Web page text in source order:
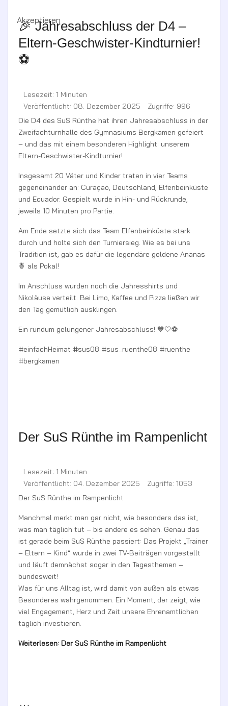
🎉 Jahresabschluss der D4 –
Eltern-Geschwister-Kindturnier!
⚽️
Lesezeit: 1 Minuten
Veröffentlicht: 08. Dezember 2025
Zugriffe: 996
Die D4 des SuS Rünthe hat ihren Jahresabschluss in der
Zweifachturnhalle des Gymnasiums Bergkamen gefeiert
– und das mit einem besonderen Highlight: unserem
Eltern-Geschwister-Kindturnier!
Insgesamt 20 Väter und Kinder traten in vier Teams
gegeneinander an: Curaçao, Deutschland, Elfenbeinküste
und Ecuador. Gespielt wurde in Hin- und Rückrunde,
jeweils 10 Minuten pro Partie.
Am Ende setzte sich das Team Elfenbeinküste stark
durch und holte sich den Turniersieg. Wie es bei uns
Tradition ist, gab es dafür die legendäre goldene Ananas
🍍 als Pokal!
Im Anschluss wurden noch die Jahresshirts und
Nikoläuse verteilt. Bei Limo, Kaffee und Pizza ließen wir
den Tag gemütlich ausklingen.
Ein rundum gelungener Jahresabschluss! 💙🤍⚽️
#einfachHeimat #sus08 #sus_ruenthe08 #ruenthe
#bergkamen
Der SuS Rünthe im Rampenlicht
Lesezeit: 1 Minuten
Veröffentlicht: 04. Dezember 2025
Zugriffe: 1053
Der SuS Rünthe im Rampenlicht
Manchmal merkt man gar nicht, wie besonders das ist,
was man täglich tut – bis andere es sehen. Genau das
ist gerade beim SuS Rünthe passiert: Das Projekt „Trainer
– Eltern – Kind“ wurde in zwei TV-Beiträgen vorgestellt
und läuft demnächst sogar in den Tagesthemen –
bundesweit!
Was für uns Alltag ist, wird damit von außen als etwas
Besonderes wahrgenommen. Ein Moment, der zeigt, wie
viel Engagement, Herz und Zeit unsere Ehrenamtlichen
täglich investieren.
Weiterlesen: Der SuS Rünthe im Rampenlicht
Akzeptieren